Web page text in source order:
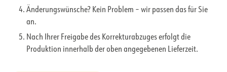
Änderungswünsche? Kein Problem – wir passen das für Sie
an.
Nach Ihrer Freigabe des Korrekturabzuges erfolgt die
Produktion innerhalb der oben angegebenen Lieferzeit.